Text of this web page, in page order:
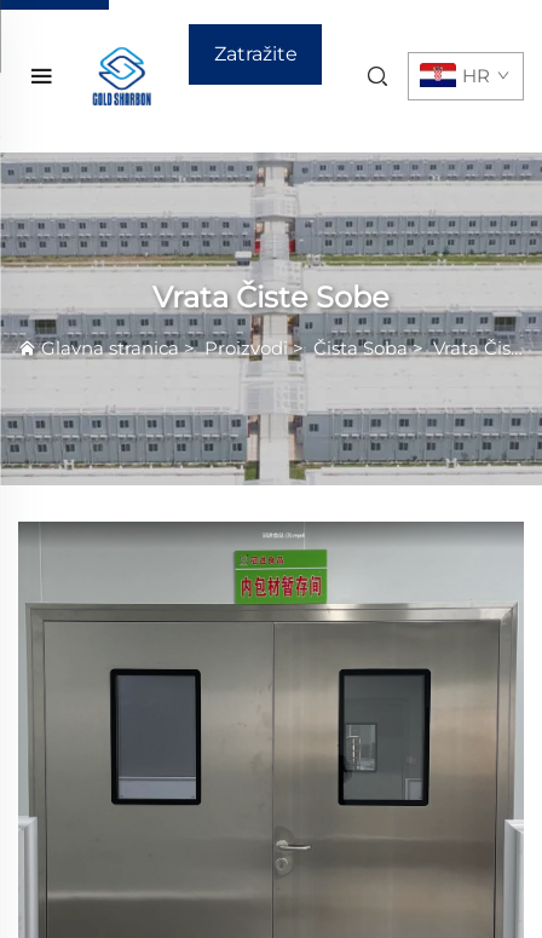
Zatražite
HR
Vrata Čiste Sobе
Glavna stranica>Proizvodi>Čista Sobа>Vrata Čiste Sobе